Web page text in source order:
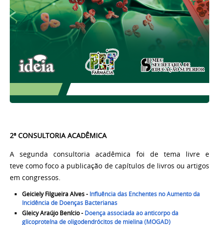
2ª CONSULTORIA ACADÊMICA
A segunda consultoria acadêmica foi de tema livre e
tevecomo foco a publicação de capítulos de livros ou artigos
em congressos.
Geiciely Filgueira Alves - Influência das Enchentes no Aumento da
Incidência de Doenças Bacterianas
Gleicy Araújo Benício - Doença associada ao anticorpo da
glicoproteína de oligodendrócitos de mielina (MOGAD)